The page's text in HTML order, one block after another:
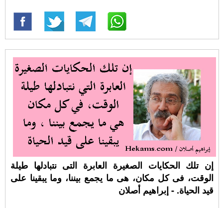
إن تلك الحكايات الصغيرة العابرة التى نتبادلها طيلة
الوقت، فى كل مكان، هى ما يجمع بيننا، وما يبقينا على
قيد الحياة. - إبراهيم أصلان